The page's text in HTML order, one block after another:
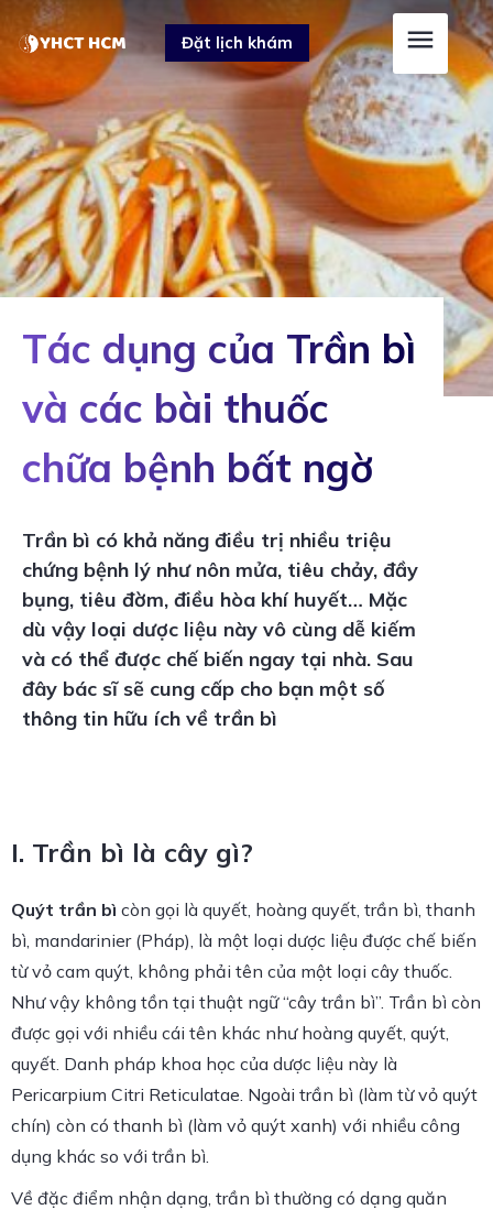
Skip
to
content
Đặt lịch khám
Tác dụng của Trần bì
và các bài thuốc
chữa bệnh bất ngờ
Trần bì có khả năng điều trị nhiều triệu
chứng bệnh lý như nôn mửa, tiêu chảy, đầy
bụng, tiêu đờm, điều hòa khí huyết… Mặc
dù vậy loại dược liệu này vô cùng dễ kiếm
và có thể được chế biến ngay tại nhà. Sau
đây bác sĩ sẽ cung cấp cho bạn một số
thông tin hữu ích về trần bì
I. Trần bì là cây gì?
Quýt trần bì còn gọi là quyết, hoàng quyết, trần bì, thanh
bì, mandarinier (Pháp), là một loại dược liệu được chế biến
từ vỏ cam quýt, không phải tên của một loại cây thuốc.
Như vậy không tồn tại thuật ngữ “cây trần bì”. Trần bì còn
được gọi với nhiều cái tên khác như hoàng quyết, quýt,
quyết. Danh pháp khoa học của dược liệu này là
Pericarpium Citri Reticulatae. Ngoài trần bì (làm từ vỏ quýt
chín) còn có thanh bì (làm vỏ quýt xanh) với nhiều công
dụng khác so với trần bì.
Về đặc điểm nhận dạng, trần bì thường có dạng quăn
Post
navigation